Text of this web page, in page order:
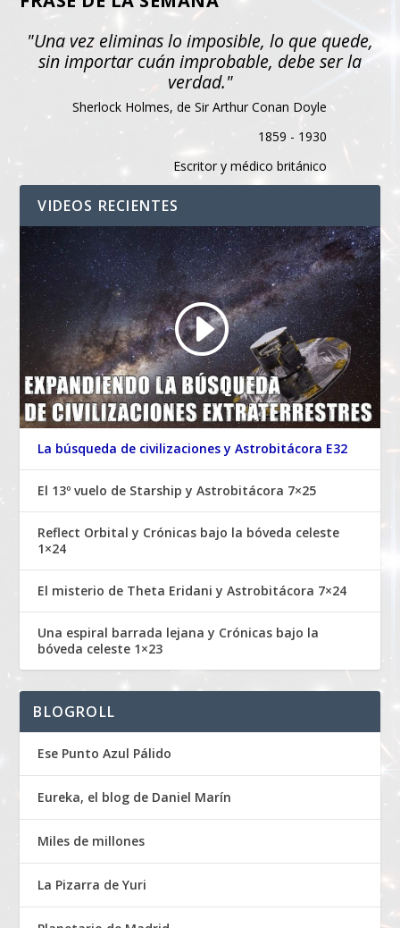
"Una vez eliminas lo imposible, lo que quede,
sin importar cuán improbable, debe ser la
verdad."
Sherlock Holmes, de Sir Arthur Conan Doyle
1859 - 1930
Escritor y médico británico
VIDEOS RECIENTES
La búsqueda de civilizaciones y Astrobitácora E32
El 13º vuelo de Starship y Astrobitácora 7×25
Reflect Orbital y Crónicas bajo la bóveda celeste
1×24
El misterio de Theta Eridani y Astrobitácora 7×24
Una espiral barrada lejana y Crónicas bajo la
bóveda celeste 1×23
BLOGROLL
Ese Punto Azul Pálido
Eureka, el blog de Daniel Marín
Miles de millones
La Pizarra de Yuri